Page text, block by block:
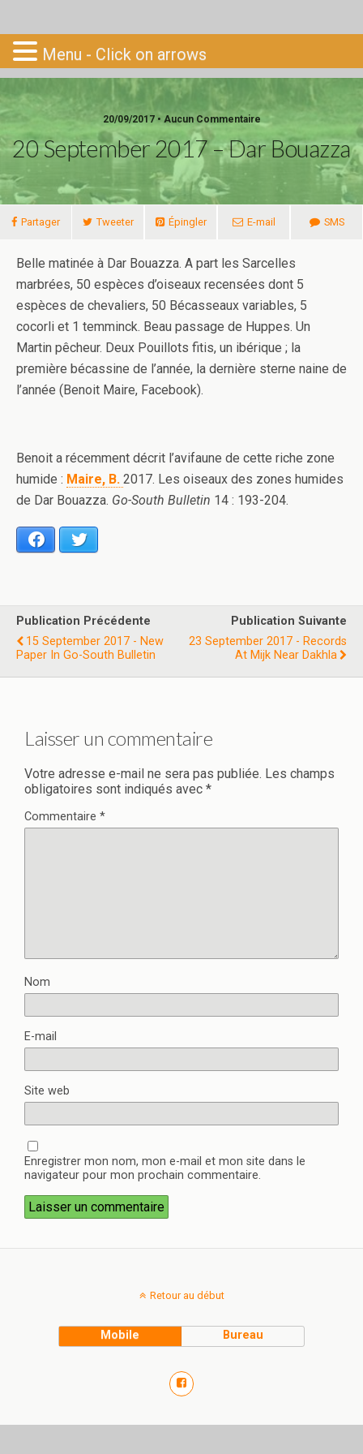
Go-South
20/09/2017 • Aucun Commentaire
20 September 2017 – Dar Bouazza
Partager Tweeter Épingler E-mail SMS
Belle matinée à Dar Bouazza. A part les Sarcelles
marbrées, 50 espèces d’oiseaux recensées dont 5
espèces de chevaliers, 50 Bécasseaux variables, 5
cocorli et 1 temminck. Beau passage de Huppes. Un
Martin pêcheur. Deux Pouillots fitis, un ibérique ; la
première bécassine de l’année, la dernière sterne naine de
l’année (Benoit Maire, Facebook).
Benoit a récemment décrit l’avifaune de cette riche zone
humide : Maire, B. 2017. Les oiseaux des zones humides
de Dar Bouazza. Go-South Bulletin 14 : 193-204.
Facebook
Publication Précédente
15 September 2017 - New
Paper In Go-South Bulletin
Publication Suivante
23 September 2017 - Records
At Mijk Near Dakhla
Laisser un commentaire
Votre adresse e-mail ne sera pas publiée. Les champs
obligatoires sont indiqués avec *
Commentaire *
Nom
E-mail
Site web
Enregistrer mon nom, mon e-mail et mon site dans le
navigateur pour mon prochain commentaire.
Retour au début
Mobile Bureau
Menu - Click on arrows